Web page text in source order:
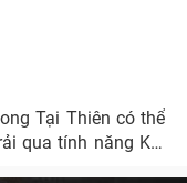
Tại Thiên có thể
qua tính năng Kết